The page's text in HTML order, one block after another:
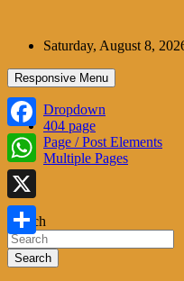
contentSaturday, August 8,
Responsive Menu
Dropdown
404 page
Page / Post Elements
Multiple Pages
Search
Search
Facebook
WhatsApp
X
Share